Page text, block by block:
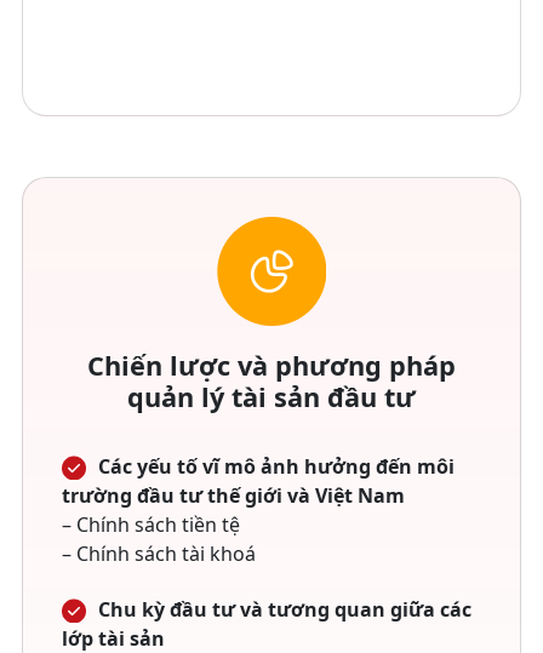
Chiến lược và phương pháp
quản lý tài sản đầu tư
Các yếu tố vĩ mô ảnh hưởng đến môi
trường đầu tư thế giới và Việt Nam
– Chính sách tiền tệ
– Chính sách tài khoá
Chu kỳ đầu tư và tương quan giữa các
lớp tài sản